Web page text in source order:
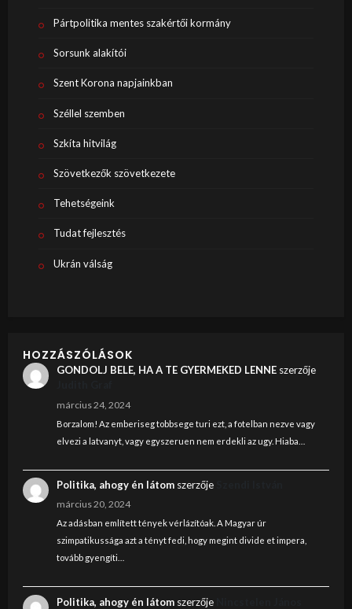
Pártpolitika mentes szakértői kormány
Sorsunk alakítói
Szent Korona napjainkban
Széllel szemben
Szkíta hitvilág
Szövetkezők szövetkezete
Tehetségeink
Tudat fejlesztés
Ukrán válság
HOZZÁSZÓLÁSOK
GONDOLJ BELE, HA A TE GYERMEKED LENNEszerzője
március 24, 2024
Borzalom! Az emberiseg tobbsege turi ezt, a fotelban nezve vagy
elvezi a latvanyt, vagy egyszeruen nem erdekli az ugy. Hiaba…
Politika, ahogy én látomszerzője
március 20, 2024
Az adásban említett tények vérlázítóak. A Magyar úr
szimpatikussága azt a tényt fedi, hogy megint divide et impera,
tovább gyengíti…
Politika, ahogy én látomszerzője